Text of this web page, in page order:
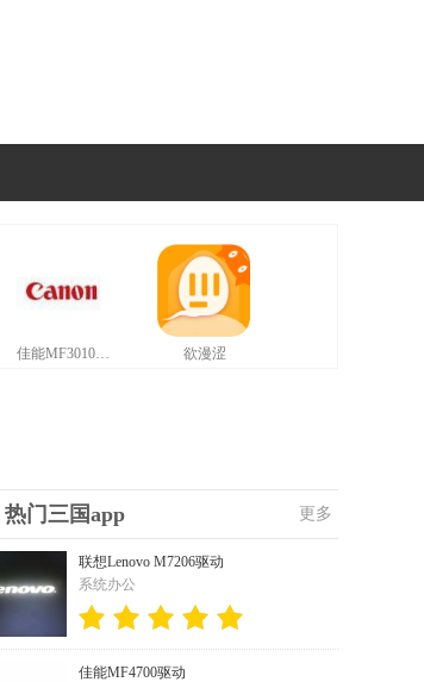
佳能MF3010打印机驱动最新版 欲漫涩
热门三国app 更多
联想Lenovo M7206驱动
系统办公
佳能MF4700驱动